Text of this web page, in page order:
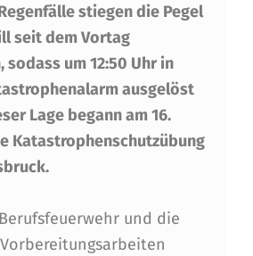
stiegen die Pegel
seit dem Vortag
sodass um 12:50 Uhr in
ausgelöst
Lage begann am 16.
Katastrophenschutzübung
und die